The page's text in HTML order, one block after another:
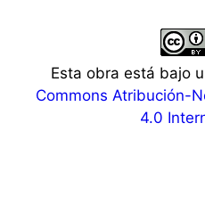
Esta obra está bajo
Commons Atribución-
4.0